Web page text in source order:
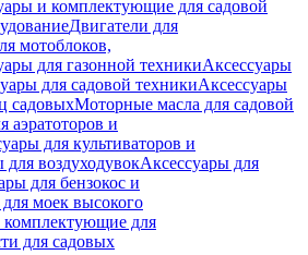
и комплектующие для садовой
Двигатели для
мотоблоков,
для газонной техникиАксессуары
для садовой техникиАксессуары
садовыхМоторные масла для садовой
аэратоторов и
для культиваторов и
для воздуходувокАксессуары для
для бензокос и
моек высокого
комплектующие для
для садовых